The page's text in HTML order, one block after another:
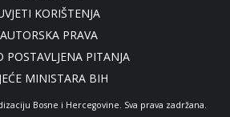
KORIŠTENJA
AUTORSKA PRAVA
POSTAVLJENA PITANJA
MINISTARA BIH
Bosne i Hercegovine. Sva prava zadržana.